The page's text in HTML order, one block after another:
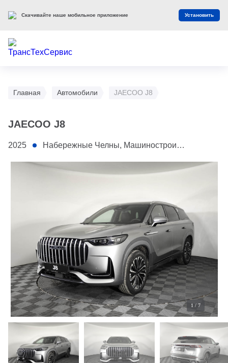
Главная Автомобили JAECOO J8
JAECOO J8
2025 Набережные Челны, Машиностроительная, 108
1 / 7
Скачивайте наше мобильное приложение Установить